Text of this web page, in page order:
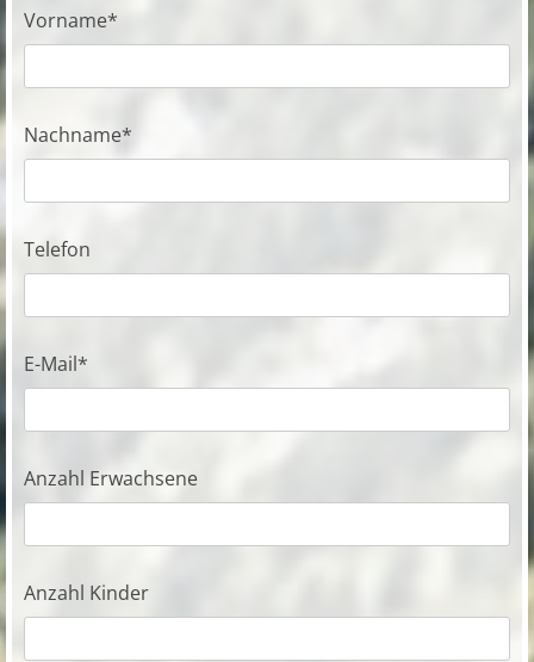
Vorname*
Nachname*
Telefon
E-Mail*
Anzahl Erwachsene
Anzahl Kinder